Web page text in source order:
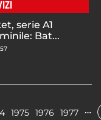
serie A1
Bat...
1975 1976 1977 …